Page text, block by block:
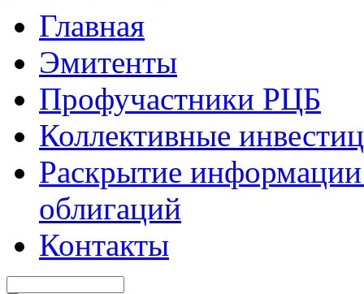
Главная
Эмитенты
Профучастники РЦБ
Коллективные
Раскрытие информации
облигаций
Контакты